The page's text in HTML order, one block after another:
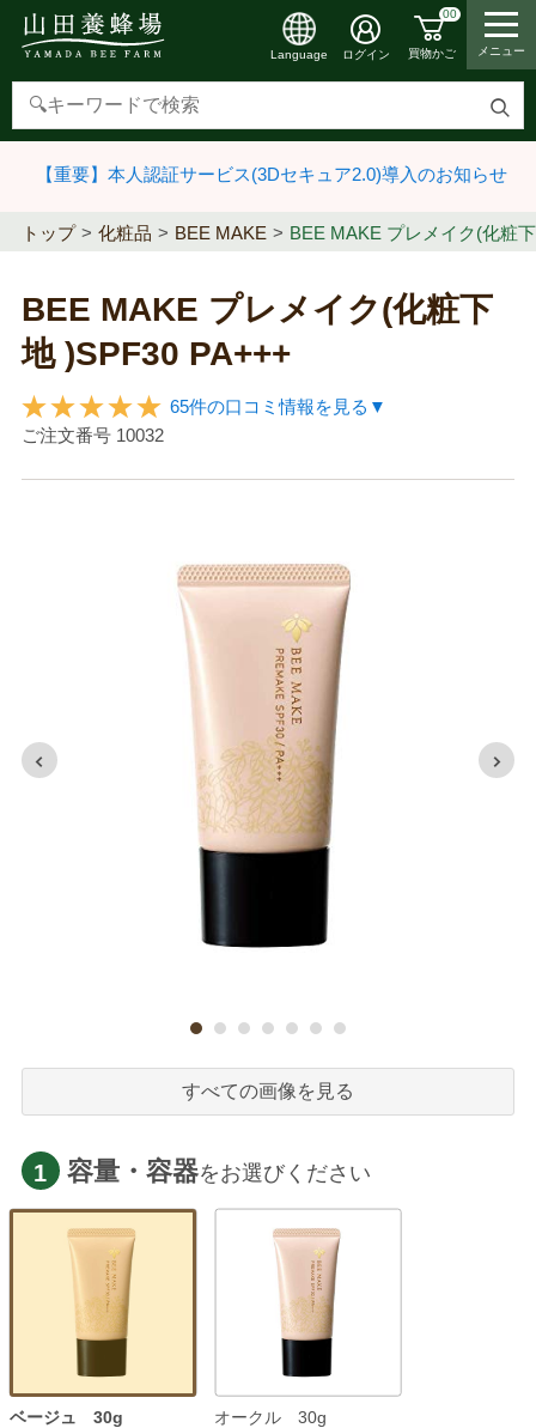
検
す
Language ログイン
00
買物かご メニュー
【重要】本人認証サービス(3Dセキュア2.0)導入のお知らせ
トップ 化粧品 BEE MAKE BEE MAKE プレメイク(化粧
BEE MAKE プレメイク(化粧下
地 )SPF30 PA+++
65件の口コミ情報を見る▼
ご注文番号 10032
すべての画像を見る
1 容量・容器をお選びください
ベージュ 30g
オークル 30g